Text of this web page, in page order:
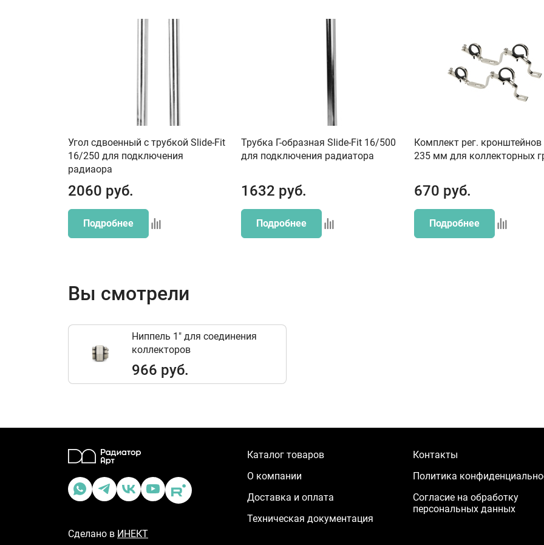
Угол сдвоенный с трубкой Slide-Fit
16/250 для подключения
радиаора
2060 руб.
Подробнее
Трубка Г-образная Slide-Fit 16/500
для подключения радиатора
1632 руб.
Подробнее
Комплект рег. кронштейнов
235 мм для коллекторных
670 руб.
Подробнее
Вы смотрели
Ниппель 1" для соединения
коллекторов
966 руб.
Сделано в ИНЕКТ
Каталог товаров
О компании
Доставка и оплата
Техническая документация
Контакты
Политика
Согласие на обработку
персональных данных